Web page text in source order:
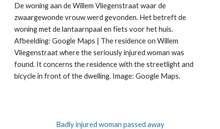
De woning aan de Willem Vliegenstraat waar de
zwaargewonde vrouw werd gevonden. Het betreft de
woning met de lantaarnpaal en fiets voor het huis.
Afbeelding: Google Maps | The residence on Willem
Vliegenstraat where the seriously injured woman was
found. It concerns the residence with the streetlight and
bicycle in front of the dwelling. Image: Google Maps.
Badly injured woman passed away